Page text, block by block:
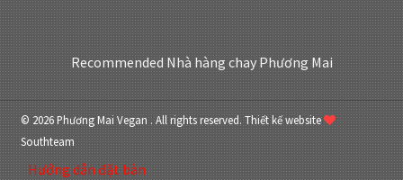
Recommended Nhà hàng chay Phương Mai
© 2026 Phương Mai Vegan . All rights reserved.Thiết kế website
Southteam
Hướng dẫn đặt bàn